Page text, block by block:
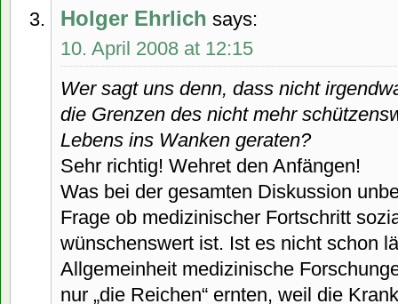
Holger Ehrlich says:
10. April 2008 at 12:15
Wer sagt uns denn, dass nicht
die Grenzen des nicht mehr
Lebens ins Wanken geraten?
Sehr richtig! Wehret den Anfängen!
Was bei der gesamten Diskussion
Frage ob medizinischer Fortschritt
wünschenswert ist. Ist es nicht schon
Allgemeinheit medizinische
nur „die Reichen“ ernten, weil die